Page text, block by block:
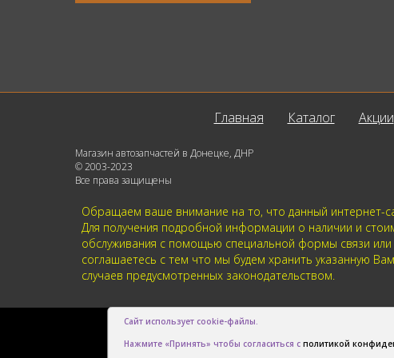
Главная Каталог Акции
Магазин автозапчастей в Донецке, ДНР
© 2003-2023
Все права защищены
Обращаем ваше внимание на то, что данный интернет-
Для получения подробной информации о наличии и
обслуживания с помощью специальной формы связи или
соглашаетесь с тем что мы будем хранить указанную
случаев предусмотренных законодательством.
Сайт использует cookie-файлы.
Нажмите «Принять» чтобы согласиться сполитикой